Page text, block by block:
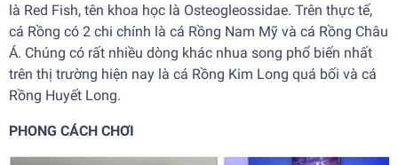
là Red Fish, tên khoa học là Osteogleossidae. Trên thực tế,
cá Rồng có 2 chi chính là cá Rồng Nam Mỹ và cá Rồng Châu
Á. Chúng có rất nhiều dòng khác nhua song phổ biến nhất
trên thị trường hiện nay là cá Rồng Kim Long quá bối và cá
Rồng Huyết Long.
PHONG CÁCH CHƠI